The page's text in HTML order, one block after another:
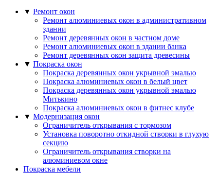
▼ Ремонт окон
Ремонт алюминиевых окон в административном
здании
Ремонт деревянных окон в частном доме
Ремонт алюминиевых окон в здании банка
Ремонт деревянных окон защита древесины
▼ Покраска окон
Покраска деревянных окон укрывной эмалью
Покраска алюминиевых окон в белый цвет
Покраска деревянных окон укрывной эмалью
Митькино
Покраска алюминиевых окон в фитнес клубе
▼ Модернизация окон
Ограничитель открывания с тормозом
Установка поворотно откидной створки в глухую
секцию
Ограничитель открывания створки на
алюминиевом окне
Покраска мебели